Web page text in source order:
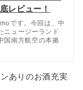
レビュー！
です。今回は、中
ニュージーランド
国南方航空の本拠
ありのお酒充実